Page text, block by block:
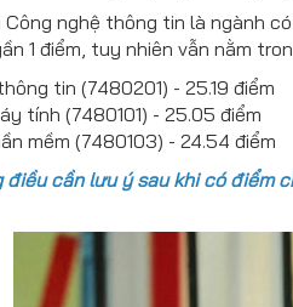
nghệ thông tin là ngành
1 điểm, tuy nhiên vẫn nằm
tin (7480201) - 25.19 điểm
tính (7480101) - 25.05 điểm
mềm (7480103) - 24.54 điểm
điều cần lưu ý sau khi có điểm